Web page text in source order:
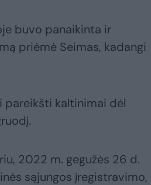
buvo panaikinta ir
priėmė Seimas, kadangi
pareikšti kaltinimai dėl
2022 m. gegužės 26 d.
sąjungos įregistravimo,